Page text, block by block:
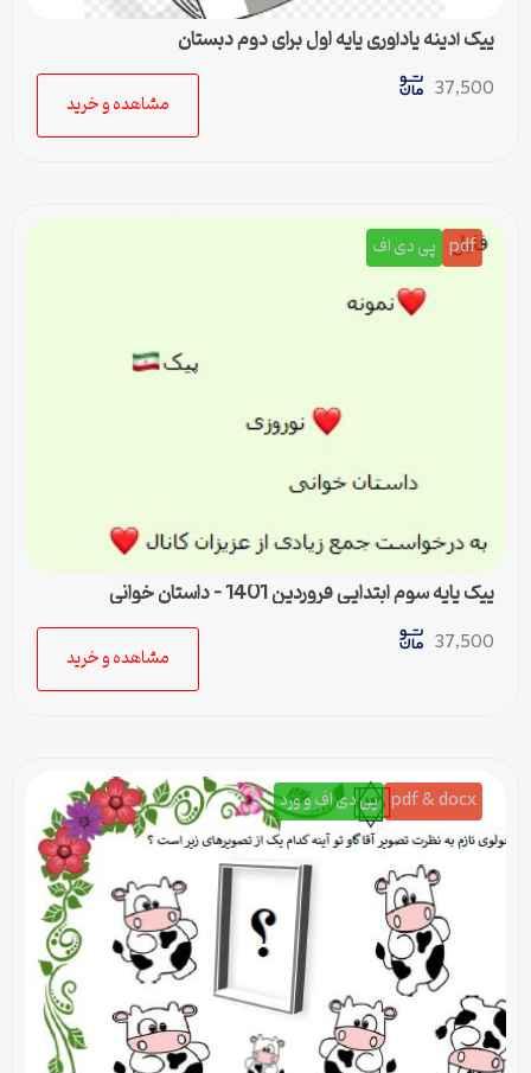
پیک آدینه یادآوری پایه اول برای دوم دبستان
37,500
مشاهده و خرید
pdf پی دی اف
پیک پایه سوم ابتدایی فروردین 1401 – داستان خوانی
37,500
مشاهده و خرید
pdf & docx پی دی اف و ورد